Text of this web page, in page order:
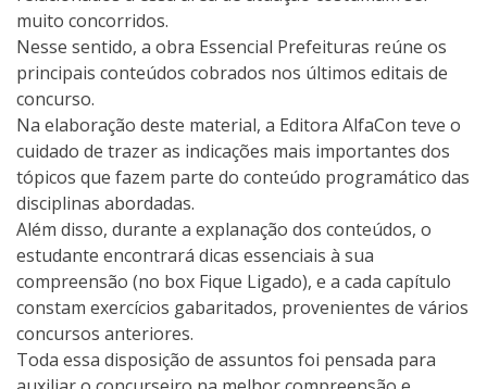
muito concorridos.
Nesse sentido, a obra Essencial Prefeituras reúne os
principais conteúdos cobrados nos últimos editais de
concurso.
Na elaboração deste material, a Editora AlfaCon teve o
cuidado de trazer as indicações mais importantes dos
tópicos que fazem parte do conteúdo programático das
disciplinas abordadas.
Além disso, durante a explanação dos conteúdos, o
estudante encontrará dicas essenciais à sua
compreensão (no box Fique Ligado), e a cada capítulo
constam exercícios gabaritados, provenientes de vários
concursos anteriores.
Toda essa disposição de assuntos foi pensada para